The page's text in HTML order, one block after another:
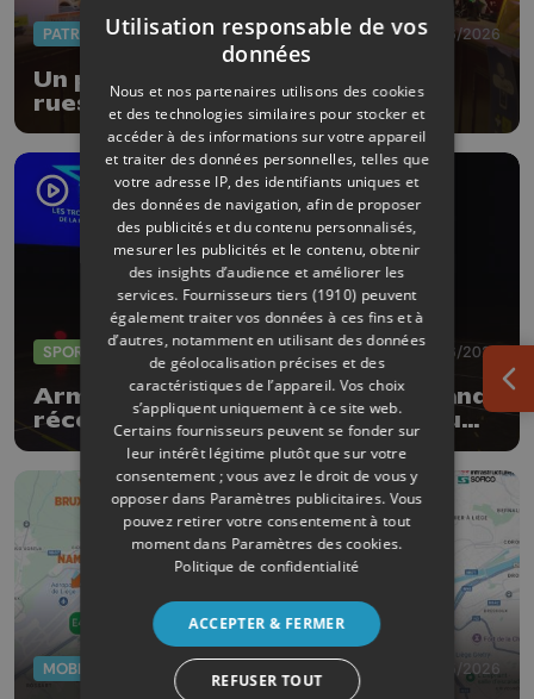
PATRIMOINE 18/06/2026
Un parcours thématique dans les
rues de la Ville de Liège
SPORTS 04/06/2026
Armand Marchant et Julie Allemand
récompensés par les Trophées du
sport de la Province de Liège
MOBILITÉ 29/05/2026
Utilisation responsable de vos
données
Nous et nos partenaires utilisons des cookies
et des technologies similaires pour stocker et
accéder à des informations sur votre appareil
et traiter des données personnelles, telles que
votre adresse IP, des identifiants uniques et
des données de navigation, afin de proposer
des publicités et du contenu personnalisés,
mesurer les publicités et le contenu, obtenir
des insights d’audience et améliorer les
services. Fournisseurs tiers (1910) peuvent
également traiter vos données à ces fins et à
d’autres, notamment en utilisant des données
de géolocalisation précises et des
caractéristiques de l’appareil. Vos choix
s’appliquent uniquement à ce site web.
Certains fournisseurs peuvent se fonder sur
leur intérêt légitime plutôt que sur votre
consentement ; vous avez le droit de vous y
opposer dans Paramètres publicitaires. Vous
pouvez retirer votre consentement à tout
moment dans Paramètres des cookies.
Politique de confidentialité
ACCEPTER & FERMER
REFUSER TOUT